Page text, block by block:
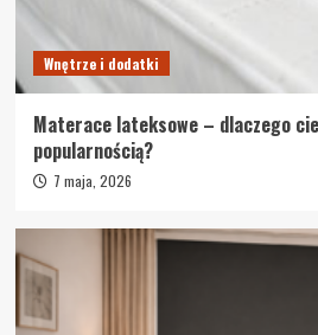
Wnętrze i dodatki
Materace lateksowe – dlaczego
popularnością?
7 maja, 2026